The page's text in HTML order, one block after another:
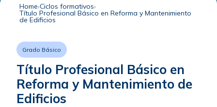
QUIERO EXPONER
Home Ciclos formativos
Título Profesional Básico en Reforma y Mantenimiento
de Edificios
Grado Básico
Título Profesional Básico en
Reforma y Mantenimiento de
Edificios